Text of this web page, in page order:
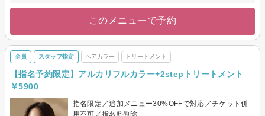
このメニューで予約
全員 スタッフ指定 ヘアカラー トリートメント
【指名予約限定】アルカリフルカラー+2stepトリートメント
￥5900
指名限定／追加メニュー30%OFFで対応／チケット併
用不可／指名料別途